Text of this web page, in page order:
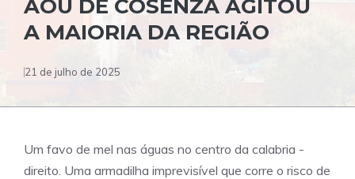
AOU DE COSENZA AGITOU
A MAIORIA DA REGIÃO
21 de julho de 2025
Um favo de mel nas águas no centro da calabria -
direito. Uma armadilha imprevisível que corre o risco de